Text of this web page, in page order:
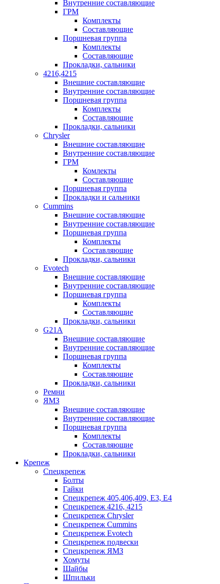
Внутренние составляющие
ГРМ
Комплекты
Составляющие
Поршневая группа
Комплекты
Составляющие
Прокладки, сальники
4216,4215
Внешние составляющие
Внутренние составляющие
Поршневая группа
Комплекты
Составляющие
Прокладки, сальники
Chrysler
Внешние составляющие
Внутренние составляющие
ГРМ
Комлекты
Составляющие
Поршневая группа
Прокладки и сальники
Cummins
Внешние составляющие
Внутренние составляющие
Поршневая группа
Комплекты
Составляющие
Прокладки, сальники
Evotech
Внешние составляющие
Внутренние составляющие
Поршневая группа
Комплекты
Составляющие
Прокладки, сальники
G21A
Внешние составляющие
Внутренние составляющие
Поршневая группа
Комплекты
Составляющие
Прокладки, сальники
Ремни
ЯМЗ
Внешние составляющие
Внутренние составляющие
Поршневая группа
Комплекты
Составляющие
Прокладки, сальники
Крепеж
Спецкрепеж
Болты
Гайки
Спецкрепеж 405,406,409, Е3, Е4
Спецкрепеж 4216, 4215
Спецкрепеж Chrysler
Спецкрепеж Cummins
Спецкрепеж Evotech
Спецкрепеж подвески
Спецкрепеж ЯМЗ
Хомуты
Шайбы
Шпильки